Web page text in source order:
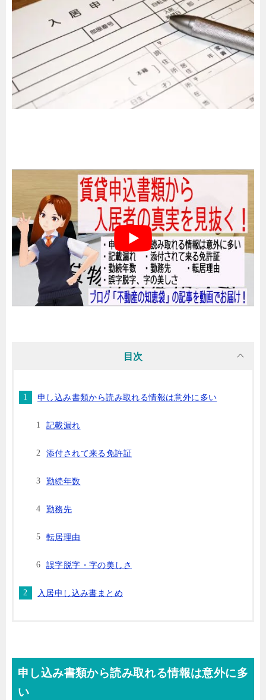
目次
申し込み書類から読み取れる情報は意外に多い
記載漏れ
添付されて来る免許証
勤続年数
勤務先
転居理由
誤字脱字・字の美しさ
入居申し込み書まとめ
申し込み書類から読み取れる情報は意外に多
い